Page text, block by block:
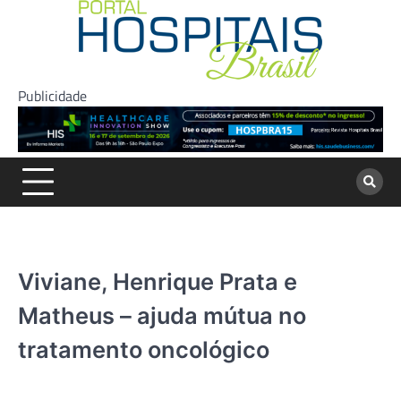
Publicidade
Viviane, Henrique Prata e
Matheus – ajuda mútua no
tratamento oncológico